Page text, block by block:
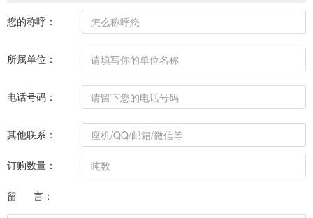
您的称呼：
所属单位：
电话号码：
其他联系：
订购数量：
留 言：